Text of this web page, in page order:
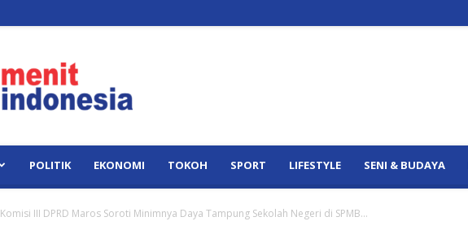
Indonesia
POLITIK EKONOMI TOKOH SPORT LIFESTYLE SENI & BUDAYA
Komisi III DPRD Maros Soroti Minimnya Daya Tampung Sekolah Negeri di SPMB...